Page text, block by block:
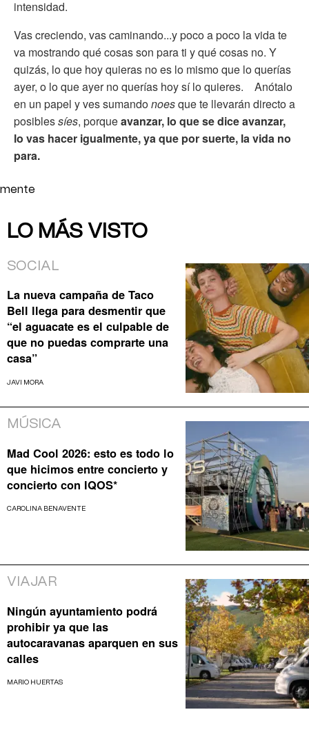
intensidad.
Vas creciendo, vas caminando...y poco a poco la vida te
va mostrando qué cosas son para ti y qué cosas no. Y
quizás, lo que hoy quieras no es lo mismo que lo querías
ayer, o lo que ayer no querías hoy sí lo quieres. Anótalo
en un papel y ves sumandonoesque te llevarán directo a
posiblessíes, porqueavanzar, lo que se dice avanzar,
lo vas hacer igualmente, ya que por suerte, la vida no
para.
mente
LO MÁS VISTO
SOCIAL
La nueva campaña de Taco
Bell llega para desmentir que
“el aguacate es el culpable de
que no puedas comprarte una
casa”
JAVI MORA
MÚSICA
Mad Cool 2026: esto es todo lo
que hicimos entre concierto y
concierto con IQOS*
CAROLINA BENAVENTE
VIAJAR
Ningún ayuntamiento podrá
prohibir ya que las
autocaravanas aparquen en sus
calles
MARIO HUERTAS